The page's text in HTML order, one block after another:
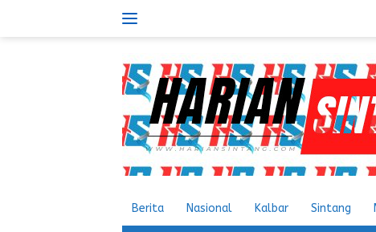
Berita Nasional Kalbar Sintang